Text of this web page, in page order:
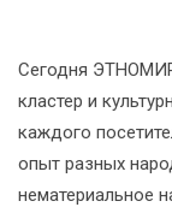
Сегодня ЭТНОМИР
кластер и
каждого
опыт разных
нематериальное